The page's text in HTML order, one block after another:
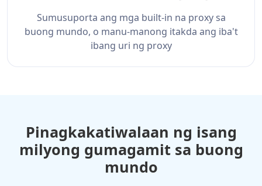
Sumusuporta ang mga built-in na proxy sa
buong mundo, o manu-manong itakda ang iba't
ibang uri ng proxy
Pinagkakatiwalaan ng isang
milyong gumagamit sa buong
mundo